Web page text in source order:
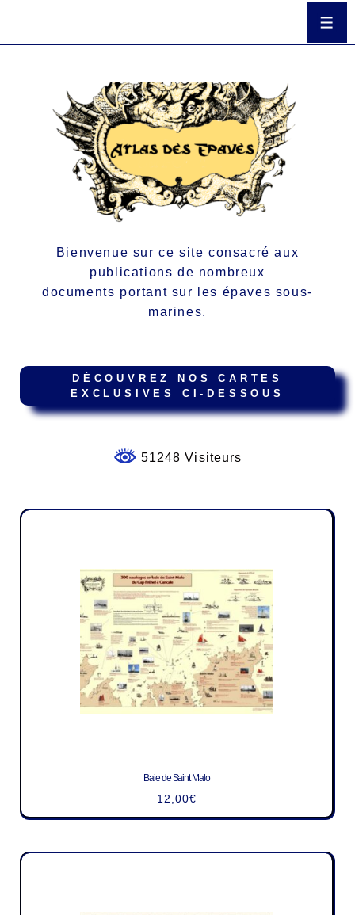
Bienvenue sur ce site consacré aux
publications de nombreux
documents portant sur les épaves sous-
marines.
DÉCOUVREZ NOS CARTES
EXCLUSIVES CI-DESSOUS
51248 Visiteurs
Baie de Saint Malo
12,00€